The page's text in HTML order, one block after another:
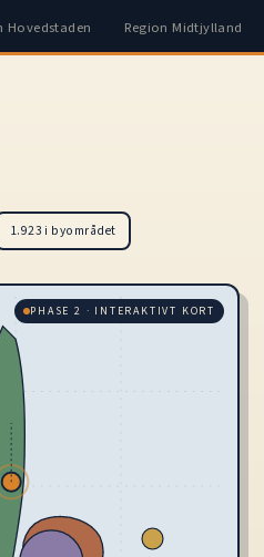
Hovedstaden Region Midtjylland
1.923 i byområdet
PHASE 2 · INTERAKTIVT KORT